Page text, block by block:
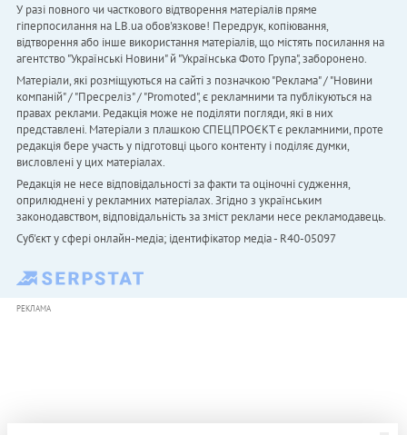
У разі повного чи часткового відтворення матеріалів пряме
гіперпосилання на LB.ua обов'язкове! Передрук, копіювання,
відтворення або інше використання матеріалів, що містять посилання на
агентство "Українськi Новини" й "Українська Фото Група", заборонено.
Матеріали, які розміщуються на сайті з позначкою "Реклама" / "Новини
компаній" / "Пресреліз" / "Promoted", є рекламними та публікуються на
правах реклами. Редакція може не поділяти погляди, які в них
представлені. Матеріали з плашкою СПЕЦПРОЄКТ є рекламними, проте
редакція бере участь у підготовці цього контенту і поділяє думки,
висловлені у цих матеріалах.
Редакція не несе відповідальності за факти та оціночні судження,
оприлюднені у рекламних матеріалах. Згідно з українським
законодавством, відповідальність за зміст реклами несе рекламодавець.
Cуб'єкт у сфері онлайн-медіа; ідентифікатор медіа - R40-05097
РЕКЛАМА